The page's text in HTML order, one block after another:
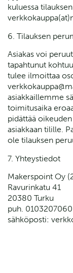
kuluessa
6. Tilauksen
Asiakas voi
tapahtunut
tulee ilmoittaa
asiakkaillemme
toimitusaika
pidättää
asiakkaan tilille.
ole tilauksen
7. Yhteystiedot
Makerspoint Oy
Ravurinkatu 41
20380 Turku
puh. 0103207060
sähköposti: